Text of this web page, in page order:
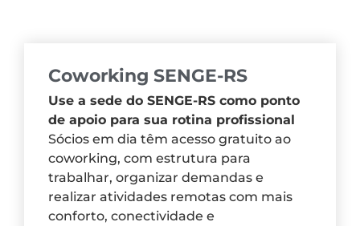
Coworking SENGE-RS
Use a sede do SENGE-RS como ponto
de apoio para sua rotina profissional
Sócios em dia têm acesso gratuito ao
coworking, com estrutura para
trabalhar, organizar demandas e
realizar atividades remotas com mais
conforto, conectividade e